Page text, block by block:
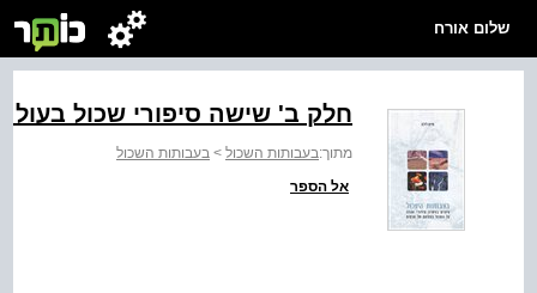
שלום אורח
חלק ב' שישה סיפורי שכול
מתוך:בעבותות השכול > בעבותות השכול
אל הספר